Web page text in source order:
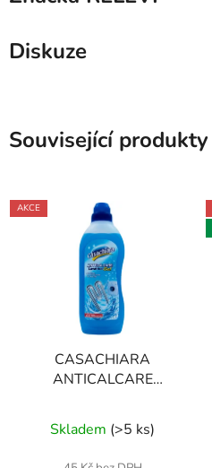
Diskuze
Související produkty
AKCE
CASACHIARA
ANTICALCARE
ml odvápňovač pračky
Skladem (>5 ks)